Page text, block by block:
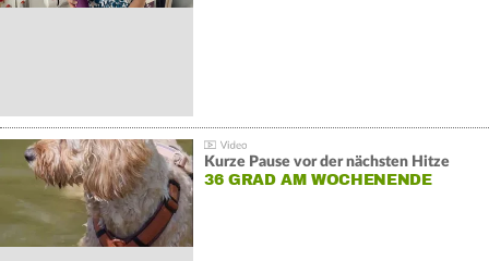
Kurze Pause vor der nächsten Hitze
36 GRAD AM WOCHENENDE